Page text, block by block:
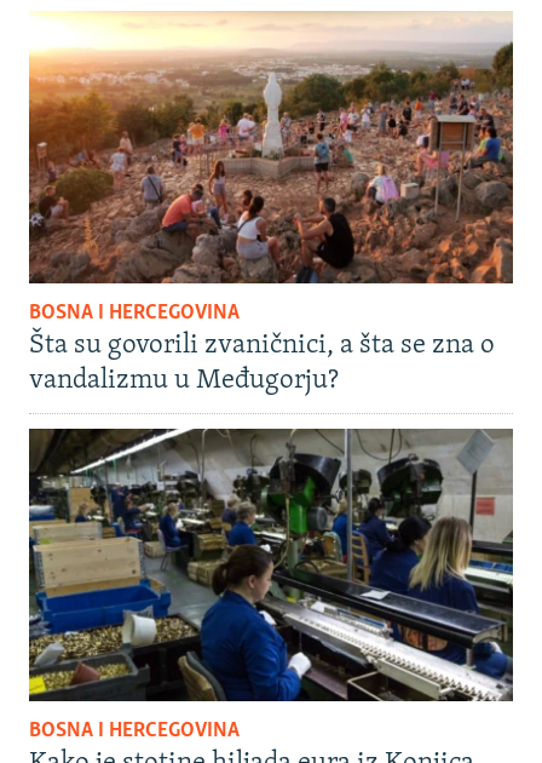
BOSNA I HERCEGOVINA
Šta su govorili zvaničnici, a šta se zna o
vandalizmu u Međugorju?
BOSNA I HERCEGOVINA